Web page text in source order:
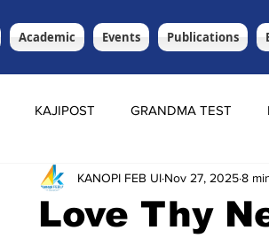
Academic Events Publications
KAJIPOST GRANDMA TEST
Love Thy
KANOPI FEB UI Nov 27, 20258